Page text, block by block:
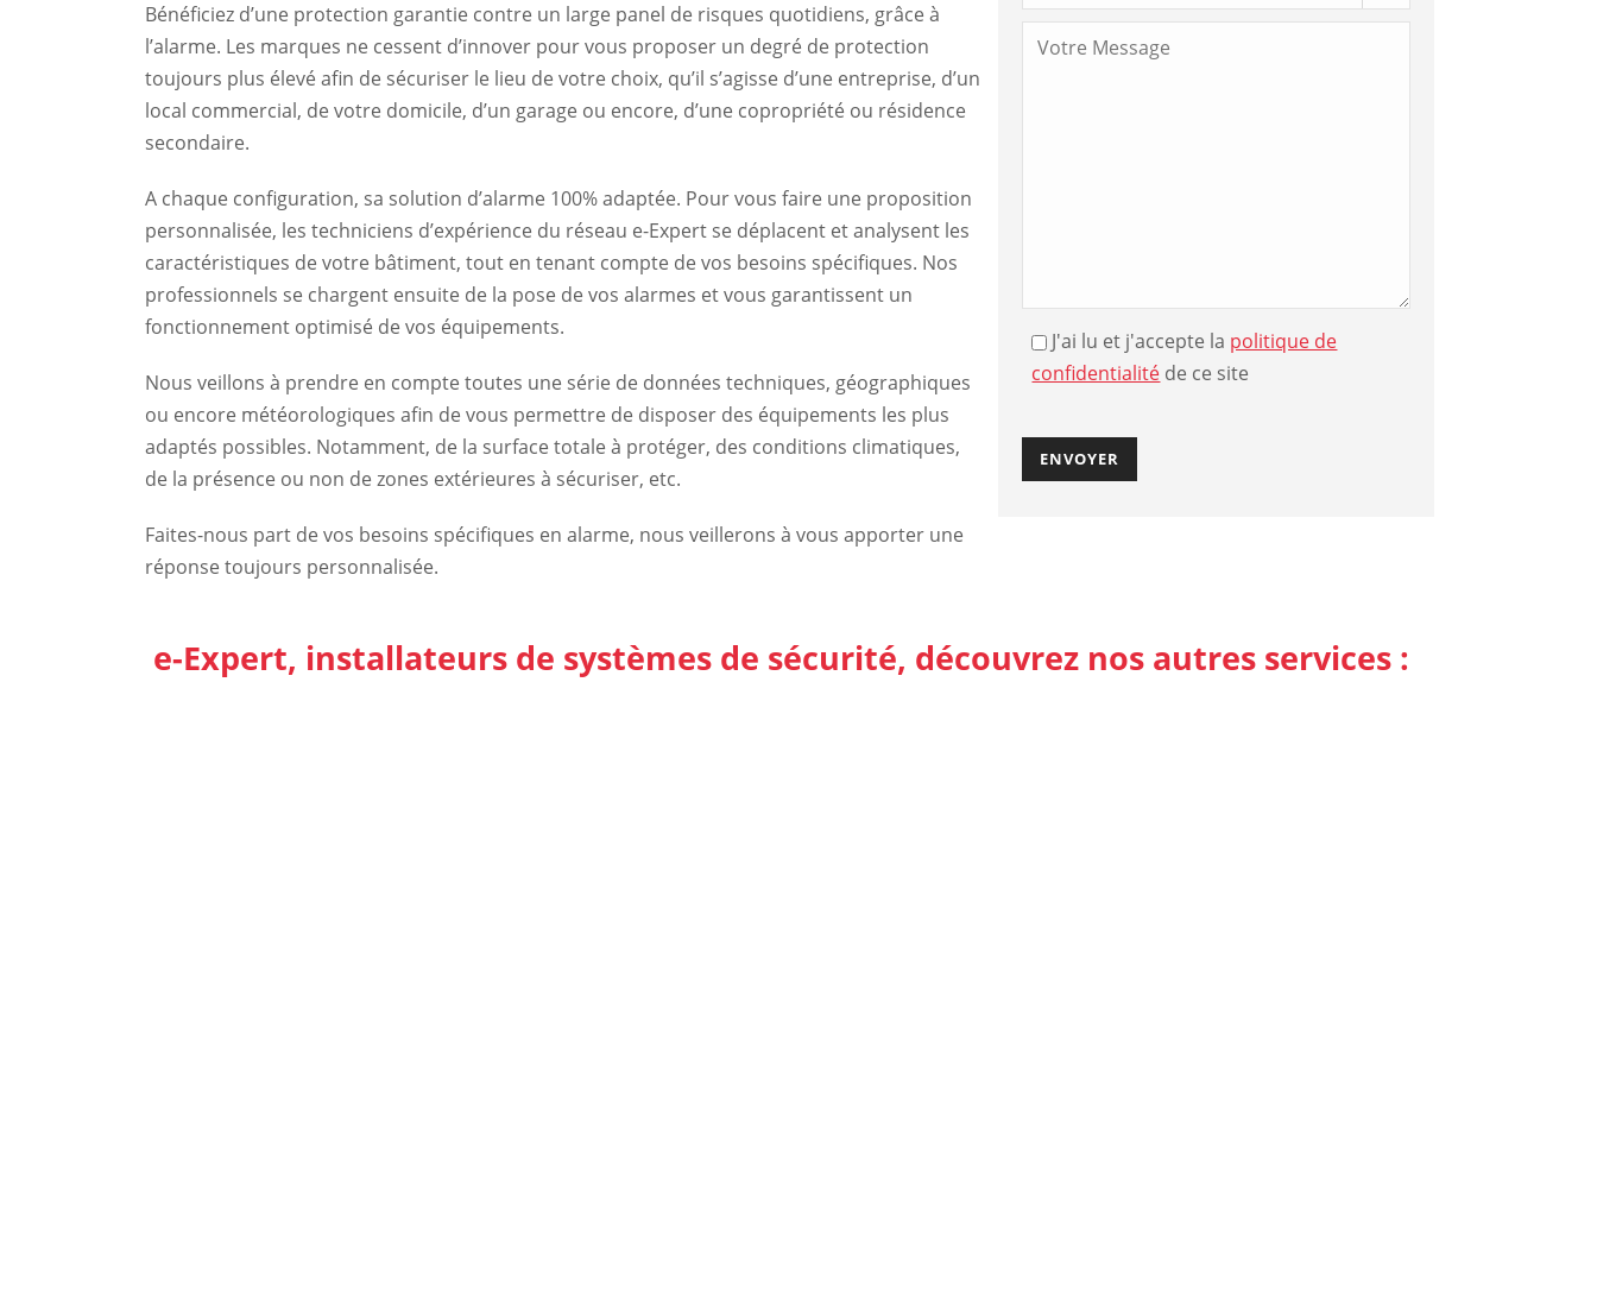
Bénéficiez d’une protection garantie contre un large panel de risques quotidiens, grâce à
l’alarme. Les marques ne cessent d’innover pour vous proposer un degré de protection
toujours plus élevé afin de sécuriser le lieu de votre choix, qu’il s’agisse d’une entreprise, d’un
local commercial, de votre domicile, d’un garage ou encore, d’une copropriété ou résidence
secondaire.
A chaque configuration, sa solution d’alarme 100% adaptée. Pour vous faire une proposition
personnalisée, les techniciens d’expérience du réseau e-Expert se déplacent et analysent les
caractéristiques de votre bâtiment, tout en tenant compte de vos besoins spécifiques. Nos
professionnels se chargent ensuite de la pose de vos alarmes et vous garantissent un
fonctionnement optimisé de vos équipements.
Nous veillons à prendre en compte toutes une série de données techniques, géographiques
ou encore météorologiques afin de vous permettre de disposer des équipements les plus
adaptés possibles. Notamment, de la surface totale à protéger, des conditions climatiques,
de la présence ou non de zones extérieures à sécuriser, etc.
Faites-nous part de vos besoins spécifiques en alarme, nous veillerons à vous apporter une
réponse toujours personnalisée.
J'ai lu et j'accepte la politique de
confidentialité de ce site
e-Expert, installateurs de systèmes de sécurité, découvrez nos autres services :